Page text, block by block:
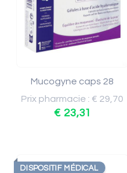
Mucogyne caps 28
Prix pharmacie : € 29,70
€ 23,31
DISPOSITIF MÉDICAL